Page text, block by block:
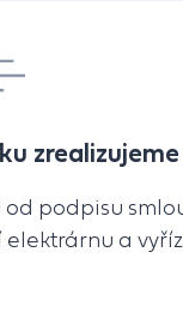
od podpisu
elektrárnu a